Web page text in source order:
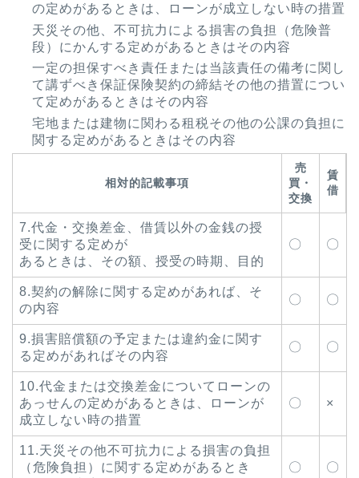
の定めがあるときは、ローンが成立しない時の措置
天災その他、不可抗力による損害の負担（危険普
段）にかんする定めがあるときはその内容
一定の担保すべき責任または当該責任の備考に関し
て講ずべき保証保険契約の締結その他の措置につい
て定めがあるときはその内容
宅地または建物に関わる租税その他の公課の負担に
関する定めがあるときはその内容
相対的記載事項
売
買・
交換
賃
借
7.代金・交換差金、借賃以外の金銭の授
受に関する定めが
あるときは、その額、授受の時期、目的
〇 〇
8.契約の解除に関する定めがあれば、そ
の内容
〇 〇
9.損害賠償額の予定または違約金に関す
る定めがあればその内容
〇 〇
10.代金または交換差金についてローンの
あっせんの定めがあるときは、ローンが
成立しない時の措置
〇 ×
11.天災その他不可抗力による損害の負担
（危険負担）に関する定めがあるとき
〇 〇